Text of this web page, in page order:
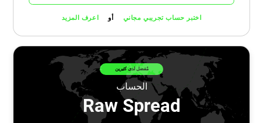
اختبر حساب تجريبي مجاني أو اعرف المزيد
مُفضل لدى كثيرين
الحساب
Raw Spread